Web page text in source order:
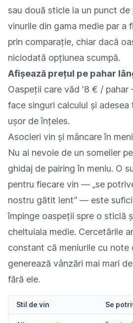
sau două sticle la un punct
vinurile din gama medie par a
prin comparație, chiar dacă
niciodată opțiunea scumpă.
Afișează prețul pe pahar
Oaspeții care văd '8 € /
face singuri calculul și
ușor de înțeles.
Asocieri vin și mâncare în
Nu ai nevoie de un somelier
ghidaj de pairing în meniu. O
pentru fiecare vin — „se
nostru gătit lent” — este
împinge oaspeții spre o sticlă
cheltuiala medie. Cercetările
constant că meniurile cu note
generează vânzări mai mari
fără ele.
Stil de vin Se